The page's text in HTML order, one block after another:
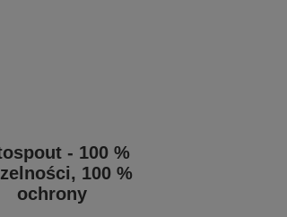
- 100 %
100 %
ochrony